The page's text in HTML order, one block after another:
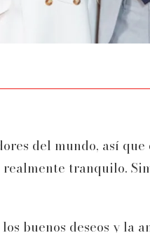
del mundo, así
tranquilo.
buenos deseos y la